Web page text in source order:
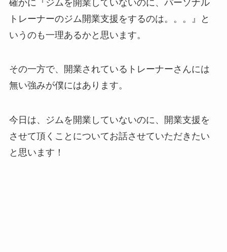
確かに『ジムを開業していないのに、パーソナル
トレーナーのジム開業支援をするのは。。。』と
いうのも一理あるかと思います。
その一方で、開業されているトレーナーさんには
無い強みが僕にはあります。
今日は、ジムを開業していないのに、開業支援を
させて頂くことについてお話させていただきたい
と思います！